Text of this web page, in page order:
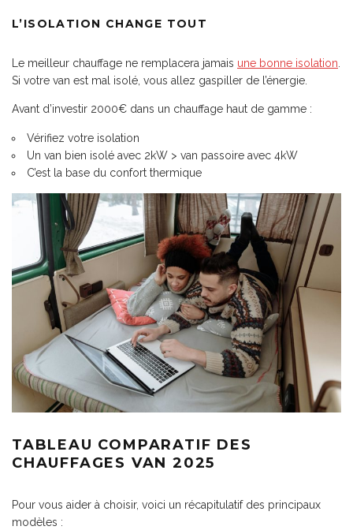
L’ISOLATION CHANGE TOUT
Le meilleur chauffage ne remplacera jamais une bonne isolation
Si votre van est mal isolé, vous allez gaspiller de l’énergie.
Avant d’investir 2000€ dans un chauffage haut de gamme :
Vérifiez votre isolation
Un van bien isolé avec 2kW > van passoire avec 4kW
C’est la base du confort thermique
TABLEAU COMPARATIF DES
CHAUFFAGES VAN 2025
Pour vous aider à choisir, voici un récapitulatif des principaux
modèles :